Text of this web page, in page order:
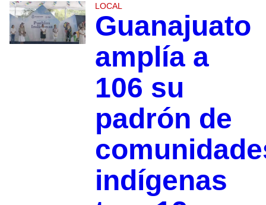
LOCAL
Guanajuato
amplía a
106 su
padrón de
indígenas